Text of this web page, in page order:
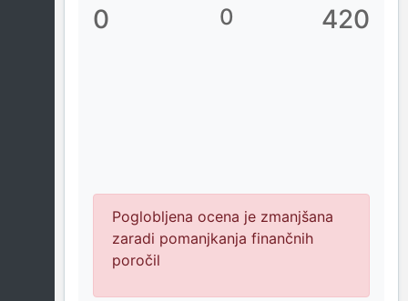
0 0 420
Poglobljena ocena je zmanjšana
zaradi pomanjkanja finančnih
poročil